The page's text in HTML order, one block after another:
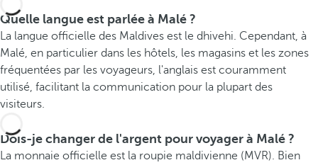
Quelle langue est parlée à Malé ?
La langue officielle des Maldives est le dhivehi. Cependant, à
Malé, en particulier dans les hôtels, les magasins et les zones
fréquentées par les voyageurs, l'anglais est couramment
utilisé, facilitant la communication pour la plupart des
visiteurs.
Dois-je changer de l'argent pour voyager à Malé ?
La monnaie officielle est la roupie maldivienne (MVR). Bien